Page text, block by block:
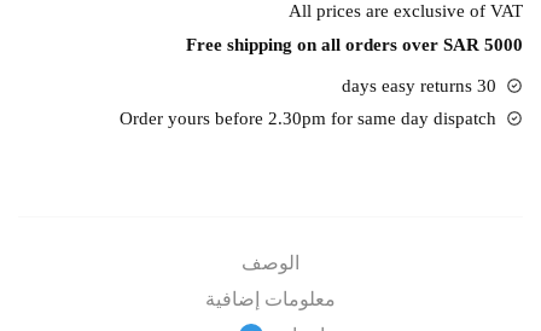
150A
Printer
All prices are exclusive of VAT
Free shipping on all orders over SAR 5000
30 days easy returns
Order yours before 2.30pm for same day dispatch
الوصف
معلومات إضافية